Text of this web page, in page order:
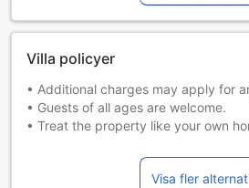
Villa policyer
• Additional charges may apply for
• Guests of all ages are welcome.
• Treat the property like your own
when you are not using them.
Visa fler